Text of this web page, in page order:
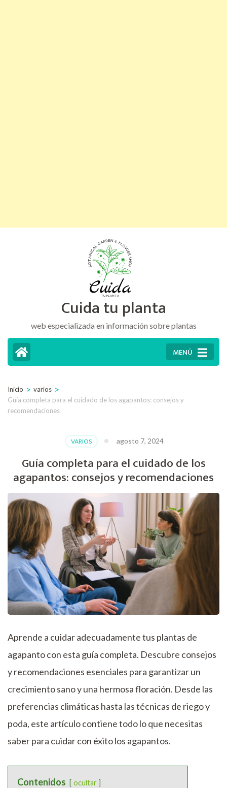
Intro)
Cuida tu planta
web especializada en información sobre plantas
MENÚ
Inicio > varios >
Guía completa para el cuidado de los agapantos: consejos y
recomendaciones
VARIOS agosto 7, 2024
Guía completa para el cuidado de los
agapantos: consejos y recomendaciones
Aprende a cuidar adecuadamente tus plantas de
agapanto con esta guía completa. Descubre consejos
y recomendaciones esenciales para garantizar un
crecimiento sano y una hermosa floración. Desde las
preferencias climáticas hasta las técnicas de riego y
poda, este artículo contiene todo lo que necesitas
saber para cuidar con éxito los agapantos.
Contenidos ocultar